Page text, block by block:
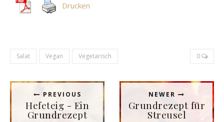
Drucken
Salat Vegan Vegetarisch 0
PREVIOUS
Hefeteig - Ein
Grundrezept
NEWER
Grundrezept für
Streusel